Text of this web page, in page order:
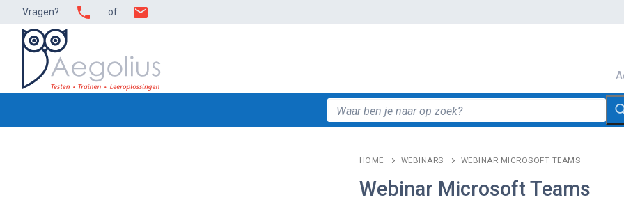
naar
Vragen? of
Zoeken
naar:
HOME WEBINARS WEBINAR MICROSOFT TEAMS
Webinar Microsoft Teams